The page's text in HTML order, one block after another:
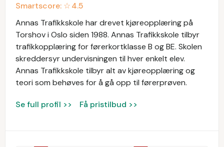
Smartscore: ☆4.5
Annas Trafikkskole har drevet kjøreopplæring på
Torshov i Oslo siden 1988. Annas Trafikkskole tilbyr
trafikkopplæring for førerkortklasse B og BE. Skolen
skreddersyr undervisningen til hver enkelt elev.
Annas Trafikkskole tilbyr alt av kjøreopplæring og
teori som behøves for å gå opp til førerprøven.
Se full profil >> Få pristilbud >>